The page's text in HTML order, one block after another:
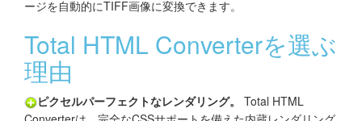
ージを自動的にTIFF画像に変換できます。
Total HTML Converterを選ぶ
理由
ピクセルパーフェクトなレンダリング。
Total HTML